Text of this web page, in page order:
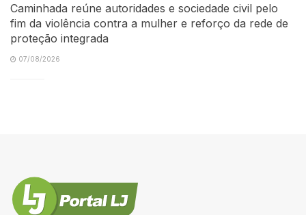
Caminhada reúne autoridades e sociedade civil pelo
fim da violência contra a mulher e reforço da rede de
proteção integrada
07/08/2026